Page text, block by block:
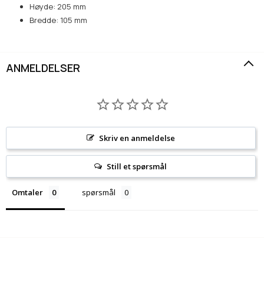
Høyde: 205 mm
Bredde: 105 mm
ANMELDELSER
Skriv en anmeldelse
Still et spørsmål
Omtaler spørsmål